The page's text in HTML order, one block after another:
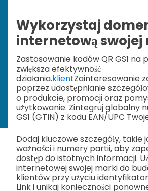
Wykorzystaj
internetową swojej
Zastosowanie kodów QR GS1 na
zwiększa efektywność
działania.klientZainteresowanie
poprzez udostępnianie
o produkcie, promocji oraz
użytkowanie. Zintegruj globalny
GS1 (GTIN) z kodu EAN/UPC
Dodaj kluczowe szczegóły, takie
ważności i numery partii, aby
dostęp do istotnych informacji.
internetowej swojej marki do
klientów przy użyciu
Link i unikaj konieczności